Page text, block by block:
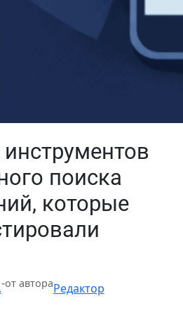
поиска
которые
-от автораРедактор